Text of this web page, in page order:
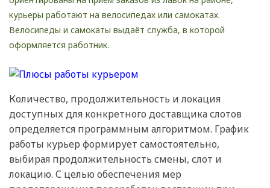
курьеры работают на велосипедах или самокатах.
Велосипеды и самокаты выдаёт служба, в которой
оформляется работник.
Количество, продолжительность и локация
доступных для конкретного доставщика слотов
определяется программным алгоритмом. График
работы курьер формирует самостоятельно,
выбирая продолжительность смены, слот и
локацию. С целью обеспечения мер